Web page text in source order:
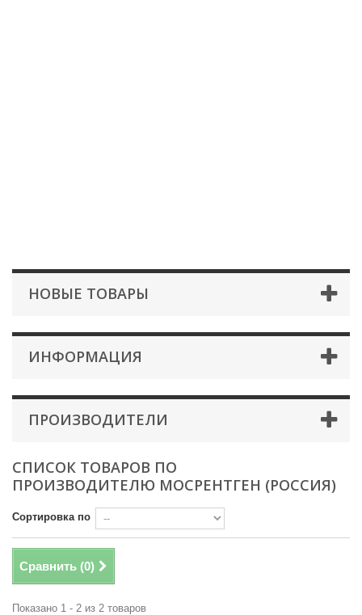
НОВЫЕ ТОВАРЫ
ИНФОРМАЦИЯ
ПРОИЗВОДИТЕЛИ
СПИСОК ТОВАРОВ ПО
ПРОИЗВОДИТЕЛЮ МОСРЕНТГЕН (РОССИЯ)
Сортировка по
Сравнить (0)
Показано 1 - 2 из 2 товаров